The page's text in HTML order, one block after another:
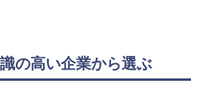
の高い企業から選ぶ